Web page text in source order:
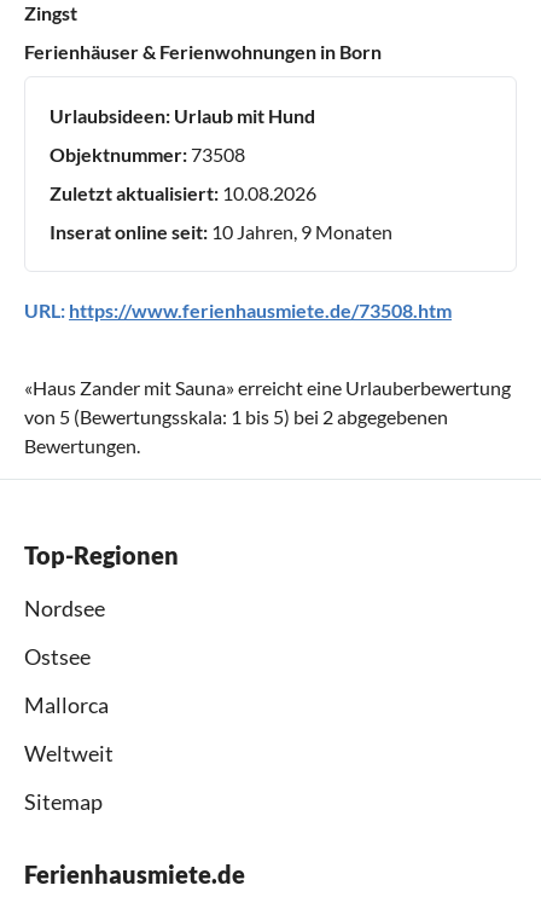
Zingst
Ferienhäuser & Ferienwohnungen in Born
Urlaubsideen: Urlaub mit Hund
Objektnummer:73508
Zuletzt aktualisiert: 10.08.2026
Inserat online seit: 10 Jahren, 9 Monaten
URL: https://www.ferienhausmiete.de/73508.htm
«Haus Zander mit Sauna» erreicht eine Urlauberbewertung
von 5 (Bewertungsskala: 1 bis 5) bei 2abgegebenen
Bewertungen.
Top-Regionen
Nordsee
Ostsee
Mallorca
Weltweit
Sitemap
Ferienhausmiete.de